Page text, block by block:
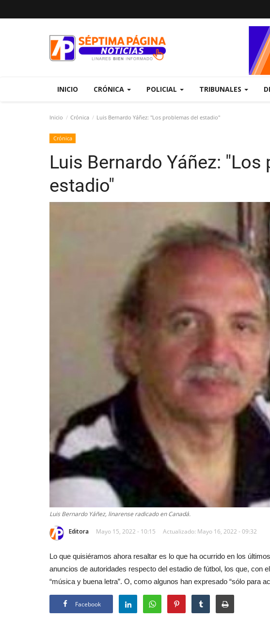
INICIO CRÓNICA POLICIAL TRIBUNALES
Inicio Crónica Luis Bernardo Yáñez: "Los problemas del estadio"
Crónica
Luis Bernardo Yáñez: "Los
estadio"
Luis Bernardo Yáñez, linarense radicado en Canadá.
Editora Mayo 15, 2022 - 10:15 Actualizado: Mayo 16, 2022 - 09:32
Lo que quisiéramos ahora resaltar es lo que ha ocurrido en los
anuncios de autoridades respecto del estadio de fútbol, los que, con
“música y buena letra”. O, como algunos han expresado “sólo para
Facebook